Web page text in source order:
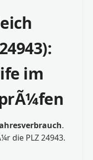
im
.
die PLZ 24943.